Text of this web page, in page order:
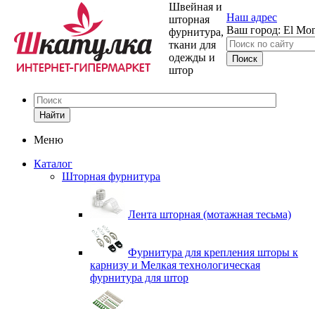
Швейная и
шторная
фурнитура,
ткани для
одежды и
штор
Наш адрес
Ваш город: El
Найти
Меню
Каталог
Шторная фурнитура
Лента шторная (мотажная тесьма)
Фурнитура для крепления шторы к
карнизу и Мелкая технологическая
фурнитура для штор